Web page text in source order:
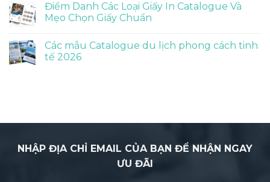
Điểm Danh Các Loại Giấy In Catalogue Và
Mẹo Chọn Giấy Chuẩn
Các mẫu Catalogue du lịch phong cách tinh
tế 2026
NHẬP ĐỊA CHỈ EMAIL CỦA BẠN ĐỂ NHẬN NGAY
ƯU ĐÃI